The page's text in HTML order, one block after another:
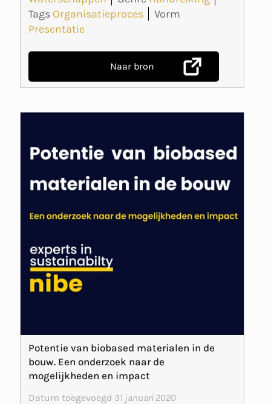
Tags Organisatieproces
Vorm
Presentatie
Naar bron
Potentie van biobased materialen in de
bouw. Een onderzoek naar de
mogelijkheden en impact
Datum toegevoegd 31 januari 2020